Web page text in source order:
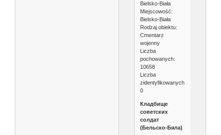
Bielsko-Biała
Miejscowość:
Bielsko-Biała
Rodzaj obiektu:
Cmentarz
wojenny
Liczba
pochowanych:
10658
Liczba
zidentyfikowanych:
0
Кладбище
советских
солдат
(Бельско-Бяла)